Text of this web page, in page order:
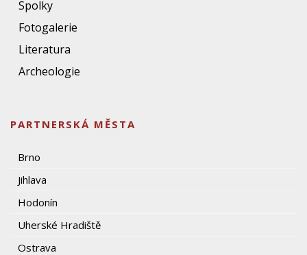
Spolky
Fotogalerie
Literatura
Archeologie
PARTNERSKÁ MĚSTA
Brno
Jihlava
Hodonín
Uherské Hradiště
Ostrava